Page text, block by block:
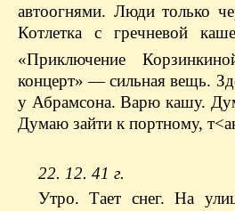
автоогнями. Люди только
Котлетка с гречневой
«Приключение
концерт» — сильная вещь.
у Абрамсона. Варю кашу.
Думаю зайти к портному,
22. 12. 41 г.
Утро. Тает снег. На